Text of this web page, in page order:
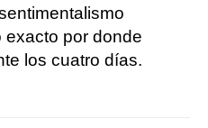
exacto por donde
los cuatro días.